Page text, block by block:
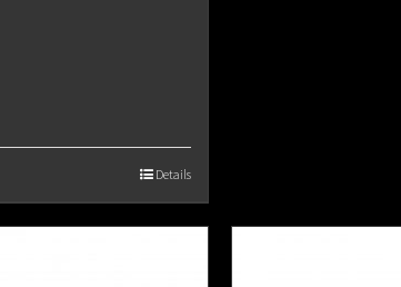
Details